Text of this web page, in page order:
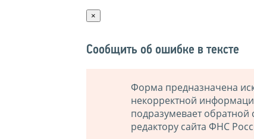
×
Сообщить об ошибке в тексте
Форма предназначена
некорректной
подразумевает
редактору сайта ФНС